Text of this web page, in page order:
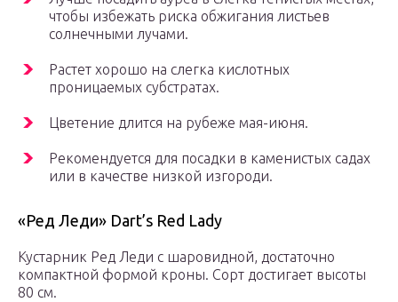
чтобы избежать риска обжигания листьев
солнечными лучами.
Растет хорошо на слегка кислотных
проницаемых субстратах.
Цветение длится на рубеже мая-июня.
Рекомендуется для посадки в каменистых садах
или в качестве низкой изгороди.
«Ред Леди» Dart’s Red Lady
Кустарник Ред Леди с шаровидной, достаточно
компактной формой кроны. Сорт достигает высоты
80 см.